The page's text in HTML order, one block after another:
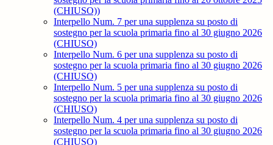
(CHIUSO))
Interpello Num. 7 per una supplenza su posto di
sostegno per la scuola primaria fino al 30 giugno 2026
(CHIUSO)
Interpello Num. 6 per una supplenza su posto di
sostegno per la scuola primaria fino al 30 giugno 2026
(CHIUSO)
Interpello Num. 5 per una supplenza su posto di
sostegno per la scuola primaria fino al 30 giugno 2026
(CHIUSO)
Interpello Num. 4 per una supplenza su posto di
sostegno per la scuola primaria fino al 30 giugno 2026
(CHIUSO)